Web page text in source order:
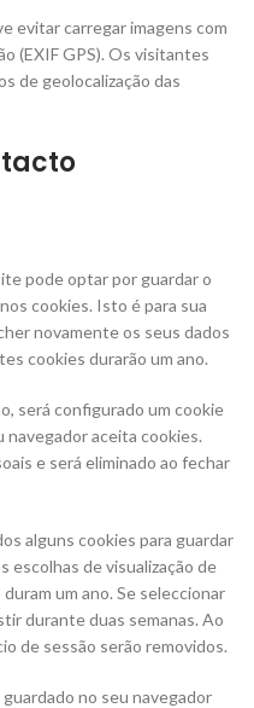
evitar carregar imagens com
(EXIF GPS). Os visitantes
de geolocalização das
pode optar por guardar o
cookies. Isto é para sua
novamente os seus dados
cookies durarão um ano.
será configurado um cookie
aceita cookies.
e será eliminado ao fechar
alguns cookies para guardar
escolhas de visualização de
um ano. Se seleccionar
durante duas semanas. Ao
de sessão serão removidos.
no seu navegador